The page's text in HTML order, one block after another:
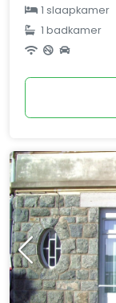
1 slaapkamer
1 badkamer